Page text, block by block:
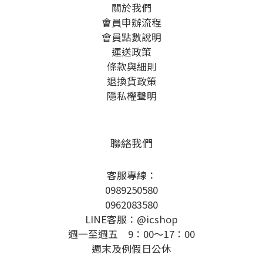
關於我們
會員申辦流程
會員點數說明
運送政策
條款與細則
退換貨政策
隱私權聲明
聯絡我們
客服專線：
0989250580
0962083580
LINE客服：@icshop
週一至週五 9：00～17：00
週末及例假日公休